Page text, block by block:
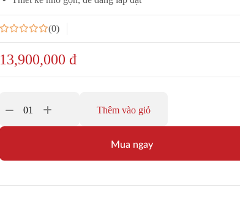
(0)
13,900,000 đ
Thêm vào giỏ
Mua ngay